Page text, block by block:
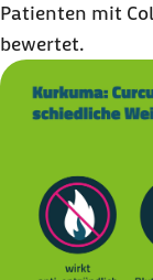
Patienten mit
bewertet.